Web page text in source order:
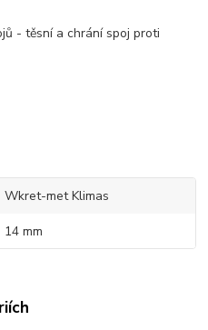
- těsní a chrání spoj proti
Wkret-met Klimas
14 mm